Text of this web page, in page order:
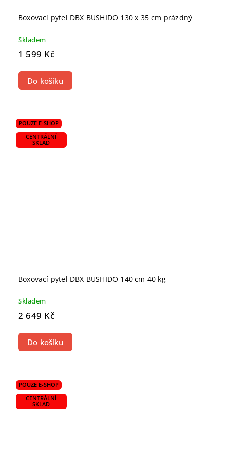
Boxovací pytel DBX BUSHIDO 130 x 35 cm prázdný
Skladem
1 599 Kč
Do košíku
POUZE E-SHOP
CENTRÁLNÍ
SKLAD
Boxovací pytel DBX BUSHIDO 140 cm 40 kg
Skladem
2 649 Kč
Do košíku
POUZE E-SHOP
CENTRÁLNÍ
SKLAD